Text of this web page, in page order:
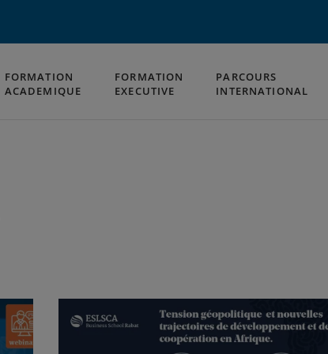
FORMATION
ACADEMIQUE
FORMATION
EXECUTIVE
PARCOURS
INTERNATIONAL